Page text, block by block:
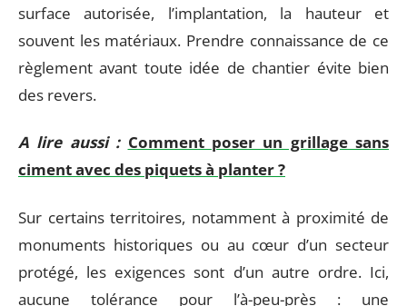
surface autorisée, l’implantation, la hauteur et
souvent les matériaux. Prendre connaissance de ce
règlement avant toute idée de chantier évite bien
des revers.
A lire aussi : Comment poser un grillage sans
ciment avec des piquets à planter ?
Sur certains territoires, notamment à proximité de
monuments historiques ou au cœur d’un secteur
protégé, les exigences sont d’un autre ordre. Ici,
aucune tolérance pour l’à-peu-près : une